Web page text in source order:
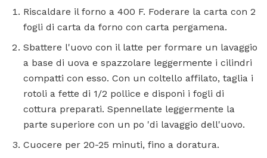
Riscaldare il forno a 400 F. Foderare la carta con 2
fogli di carta da forno con carta pergamena.
Sbattere l'uovo con il latte per formare un lavaggio
a base di uova e spazzolare leggermente i cilindri
compatti con esso. Con un coltello affilato, taglia i
rotoli a fette di 1/2 pollice e disponi i fogli di
cottura preparati. Spennellate leggermente la
parte superiore con un po 'di lavaggio dell'uovo.
Cuocere per 20-25 minuti, fino a doratura.